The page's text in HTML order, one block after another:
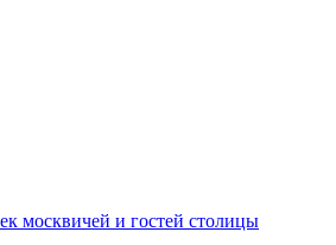
москвичей и гостей столицы